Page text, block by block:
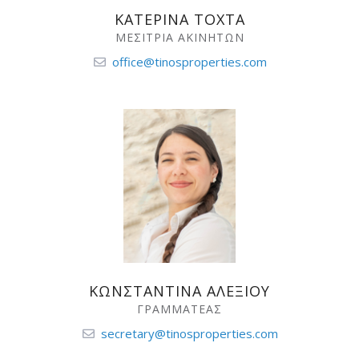
ΚΑΤΕΡΙΝΑ ΤΟΧΤΑ
ΜΕΣΙΤΡΙΑ ΑΚΙΝΗΤΩΝ
office@tinosproperties.com
ΚΩΝΣΤΑΝΤΙΝΑ ΑΛΕΞΙΟΥ
ΓΡΑΜΜΑΤΕΑΣ
secretary@tinosproperties.com